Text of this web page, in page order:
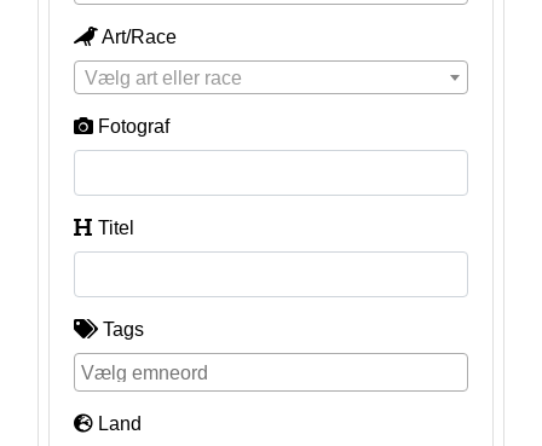
Art/Race
Vælg art eller race
Fotograf
Titel
Tags
Land